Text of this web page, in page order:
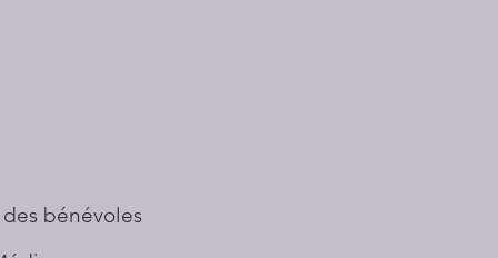
des bénévoles